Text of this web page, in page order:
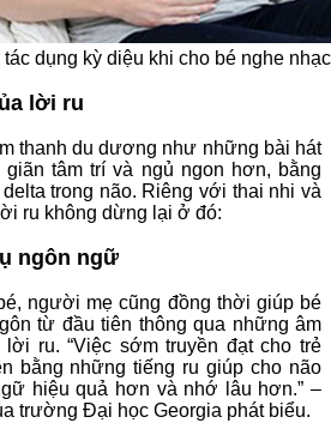
tác dụng kỳ diệu khi cho bé nghe
lời ru
thanh du dương như những bài hát
tâm trí và ngủ ngon hơn, bằng
trong não. Riêng với thai nhi và
ru không dừng lại ở đó:
ngôn ngữ
người mẹ cũng đồng thời giúp bé
từ đầu tiên thông qua những âm
ru. “Việc sớm truyền đạt cho trẻ
bằng những tiếng ru giúp cho não
hiệu quả hơn và nhớ lâu hơn.” –
trường Đại học Georgia phát biểu.